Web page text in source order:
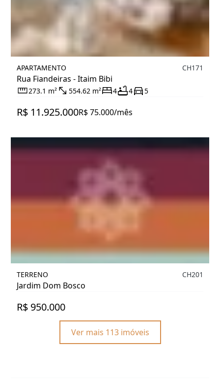
APARTAMENTO
Rua Fiandeiras - Itaim Bibi
CH171
273.1 m² 554.62 m² 4 4 5
R$ 11.925.000R$ 75.000/mês
TERRENO
Jardim Dom Bosco
CH201
R$ 950.000
Ver mais 113 imóveis